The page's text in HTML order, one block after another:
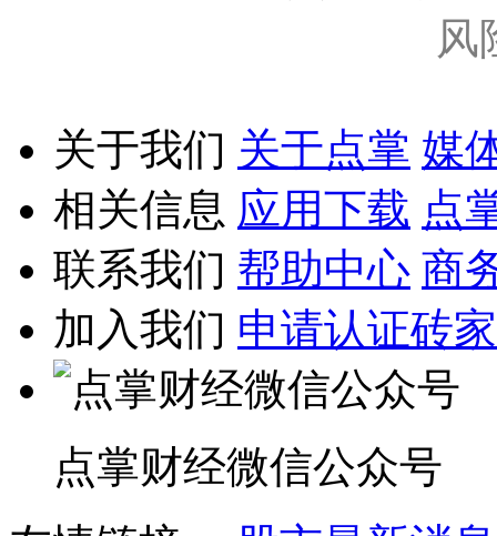
风
关于我们 关于点掌 媒
相关信息 应用下载 点
联系我们 帮助中心 商
加入我们 申请认证砖家
点掌财经微信公众号